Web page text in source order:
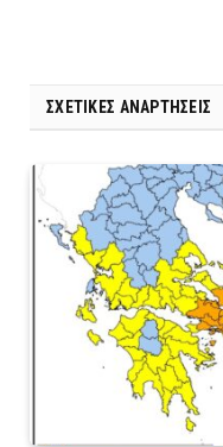
ΣΧΕΤΙΚΈΣ ΑΝΑΡΤΉΣΕΙΣ